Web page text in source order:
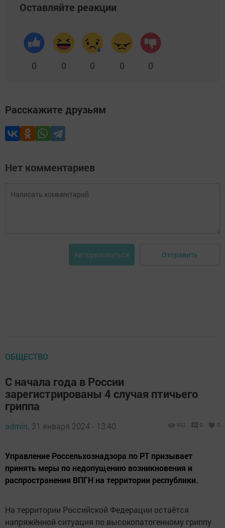
Оставляйте реакции
0 0 0 0 0
Расскажите друзьям
Нет комментариев
Авторизоваться Отправить
ОБЩЕСТВО
С начала года в России
зарегистрированы 4 случая птичьего
гриппа
admin, 31 января 2024 - 13:40 932 0 0
Управление Россельхознадзора по РТ призывает
принять меры по недопущению возникновения и
распространения ВПГН на территории республики.
На территории Российской Федерации остаётся
напряжённой ситуация по высокопатогенному гриппу